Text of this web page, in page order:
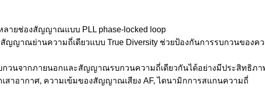
ายช่องสัญญาณแบบ PLL phase-locked loop
ญญาณย่านความถี่เดียวแบบ True Diversity ช่วยป้องกันการรบกวนของค
นจากภายนอกและสัญญาณรบกวนความถี่เดียวกันได้อย่างมีประสิทธิภา
าอากาศ, ความเข้มของสัญญาณเสียง AF, ไดนามิกการสแกนความถี่